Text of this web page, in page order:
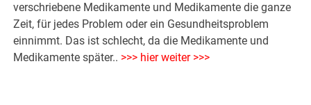
verschriebene Medikamente und Medikamente die ganze
Zeit, für jedes Problem oder ein Gesundheitsproblem
einnimmt. Das ist schlecht, da die Medikamente und
Medikamente später.. >>> hier weiter >>>